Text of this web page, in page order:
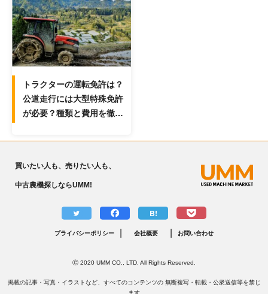
トラクターの運転免許は？
公道走行には大型特殊免許
が必要？種類と費用を徹底
買いたい人も、売りたい人も、
中古農機探しならUMM!
B!
プライバシーポリシー 会社概要 お問い合わせ
Ⓒ 2020 UMM CO., LTD. All Rights Reserved.
掲載の記事・写真・イラストなど、すべてのコンテンツの 無断複写・転載・公衆送信等を禁じ
ます